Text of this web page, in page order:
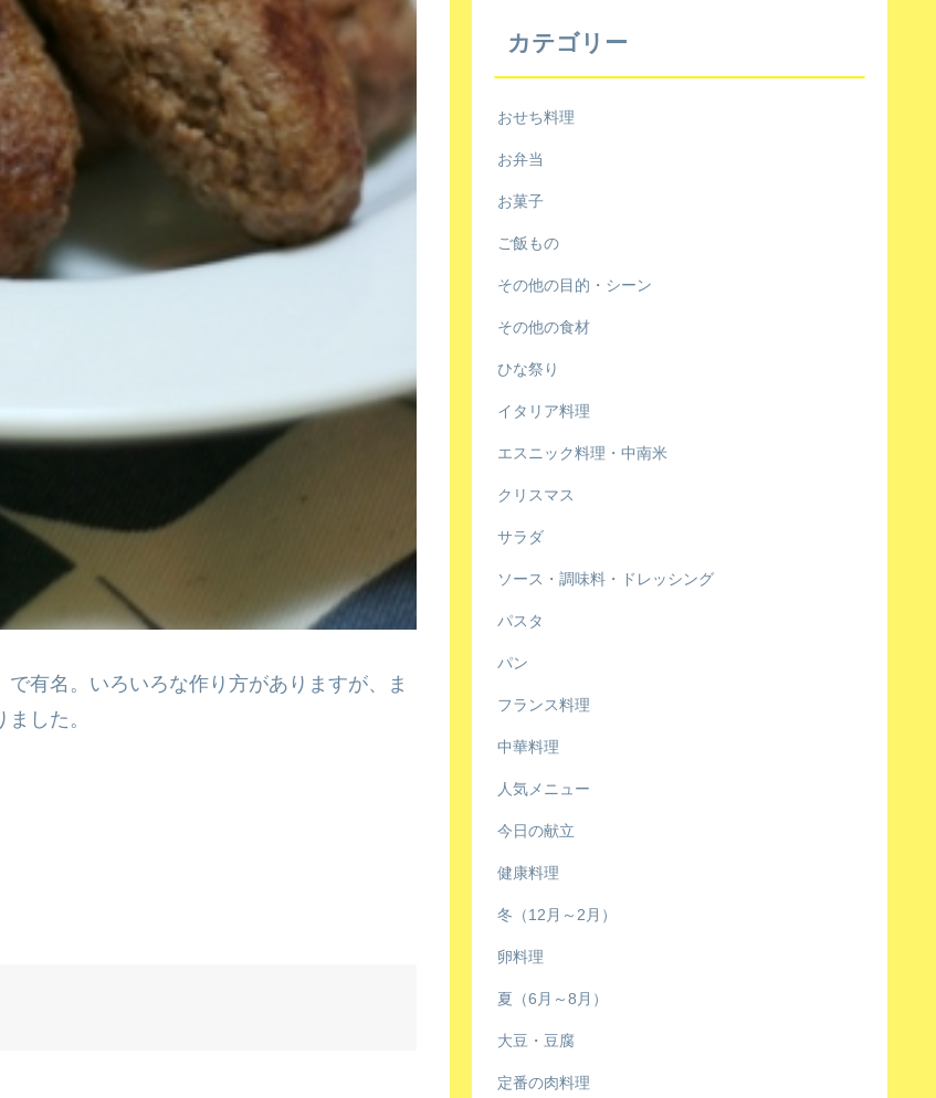
有名。いろいろな作り方がありますが、ま
した。
カテゴリー
おせち料理
お弁当
お菓子
ご飯もの
その他の目的・シーン
その他の食材
ひな祭り
イタリア料理
エスニック料理・中南米
クリスマス
サラダ
ソース・調味料・ドレッシング
パスタ
パン
フランス料理
中華料理
人気メニュー
今日の献立
健康料理
冬（12月～2月）
卵料理
夏（6月～8月）
大豆・豆腐
定番の肉料理